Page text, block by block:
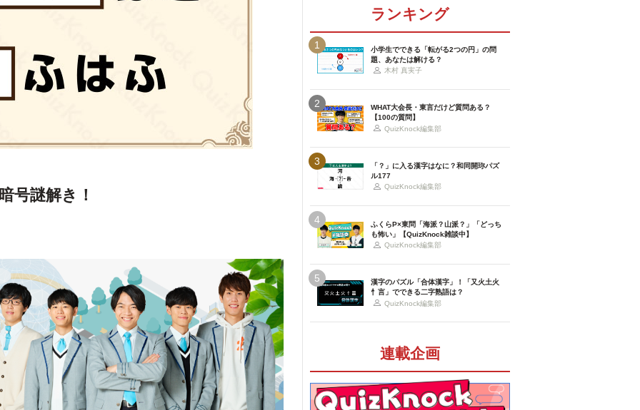
号謎解き！
ランキング
1
小学生でできる「転がる2つの円」の問
題、あなたは解ける？
木村 真実子
2
WHAT大会長・東言だけど質問ある？
【100の質問】
QuizKnock編集部
3
「？」に入る漢字はなに？和同開珎パズ
ル177
QuizKnock編集部
4
ふくらP×東問「海派？山派？」「どっち
も怖い」【QuizKnock雑談中】
QuizKnock編集部
5
漢字のパズル「合体漢字」！「又火土火
忄言」でできる二字熟語は？
QuizKnock編集部
連載企画